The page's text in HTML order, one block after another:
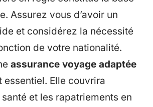
Assurez vous d’avoir un
et considérez la nécessité
de votre nationalité.
assurance voyage adaptée
essentiel. Elle couvrira
et les rapatriements en